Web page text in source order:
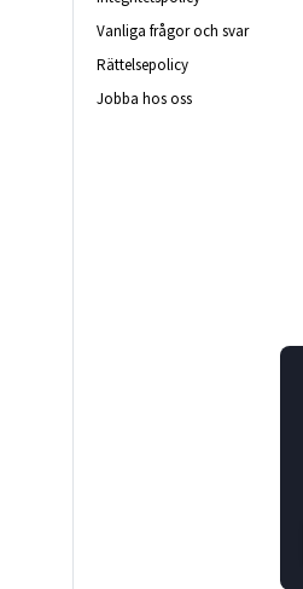
Vanliga frågor och svar
Rättelsepolicy
Jobba hos oss